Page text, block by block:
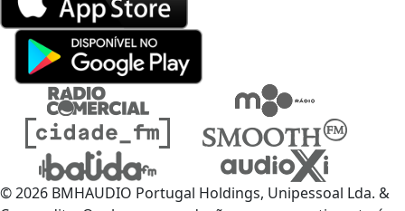
© 2026 BMHAUDIO Portugal Holdings, Unipessoal Lda. &